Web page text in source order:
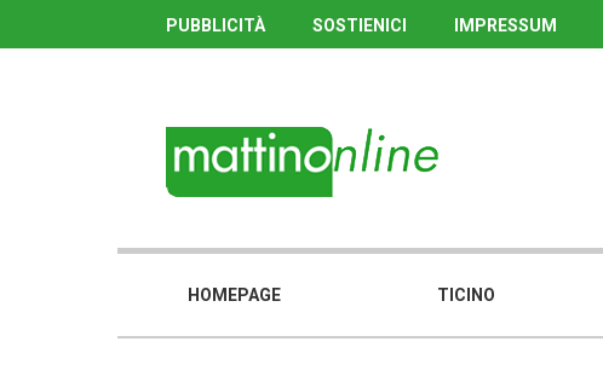
PUBBLICITÀ SOSTIENICI IMPRESSUM
HOMEPAGE TICINO